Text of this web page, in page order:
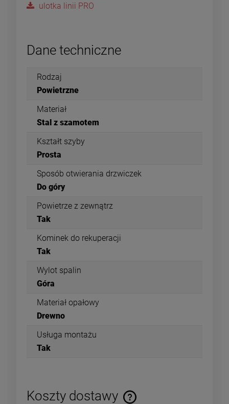
ulotka linii PRO
Dane techniczne
Rodzaj
Powietrzne
Materiał
Stal z szamotem
Kształt szyby
Prosta
Sposób otwierania drzwiczek
Do góry
Powietrze z zewnątrz
Tak
Kominek do rekuperacji
Tak
Wylot spalin
Góra
Materiał opałowy
Drewno
Usługa montażu
Tak
Koszty dostawy